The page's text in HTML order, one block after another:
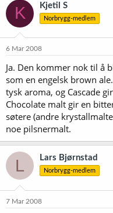
K Kjetil S
Norbrygg-medlem
6 Mar 2008
Ja. Den kommer nok til å
som en engelsk brown
tysk aroma, og Cascade
Chocolate malt gir en
søtere (andre
noe pilsnermalt.
L Lars Bjørnstad
Norbrygg-medlem
7 Mar 2008